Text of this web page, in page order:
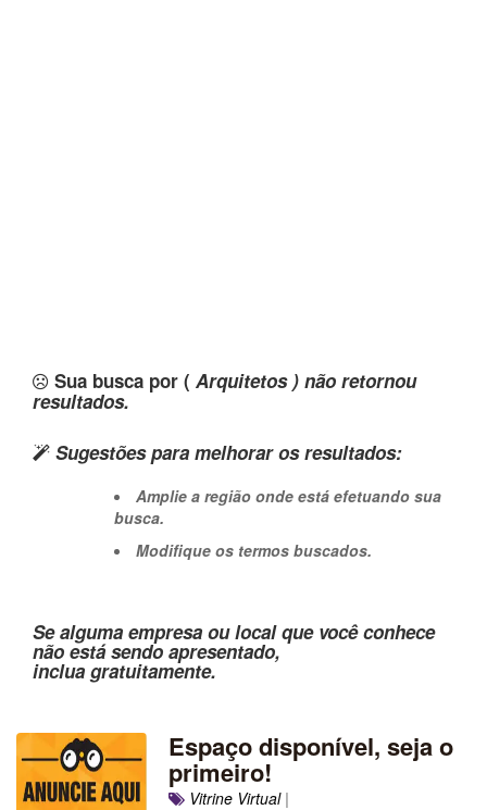
Sua busca por ( Arquitetos ) não retornou
resultados.
Sugestões para melhorar os resultados:
Amplie a região onde está efetuando sua
busca.
Modifique os termos buscados.
Se alguma empresa ou local que você conhece
não está sendo apresentado,
inclua gratuitamente.
Espaço disponível, seja o
primeiro!
Vitrine Virtual|